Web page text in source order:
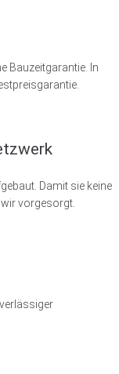
Bauzeitgarantie. In
Damit sie keine
vorgesorgt.